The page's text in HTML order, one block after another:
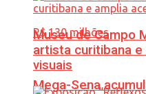
Mega-Sena
Museu de Campo
artista curitibana
visuais